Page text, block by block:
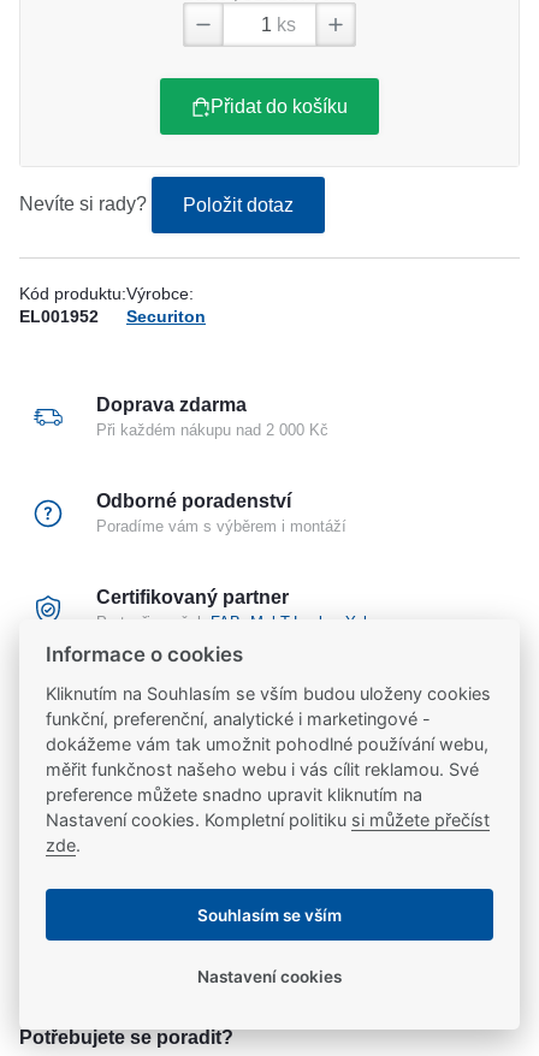
ks
Přidat do košíku
Nevíte si rady? Položit dotaz
Kód produktu:
EL001952
Výrobce:
Securiton
Doprava zdarma
Při každém nákupu nad 2 000 Kč
Odborné poradenství
Poradíme vám s výběrem i montáží
Certifikovaný partner
Partneři značek FAB Mul-T-Lock Yale
20 let na trhu
Poradíme vám, máme 20 let zkušeností
Popis
Venkovní vratový zámek
Securitron GL1M se signalizací
Parametry a specifikace
Potřebujete se poradit?
Informace o cookies
Kliknutím na Souhlasím se vším budou uloženy cookies
funkční, preferenční, analytické i marketingové -
dokážeme vám tak umožnit pohodlné používání webu,
měřit funkčnost našeho webu i vás cílit reklamou. Své
preference můžete snadno upravit kliknutím na
Nastavení cookies. Kompletní politiku si můžete přečíst
zde.
Souhlasím se vším
Nastavení cookies